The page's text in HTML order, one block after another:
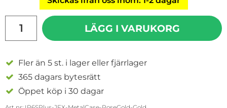
LÄGG I VARUKORG
Fler än 5 st. i lager eller fjärrlager
365 dagars bytesrätt
Öppet köp i 30 dagar